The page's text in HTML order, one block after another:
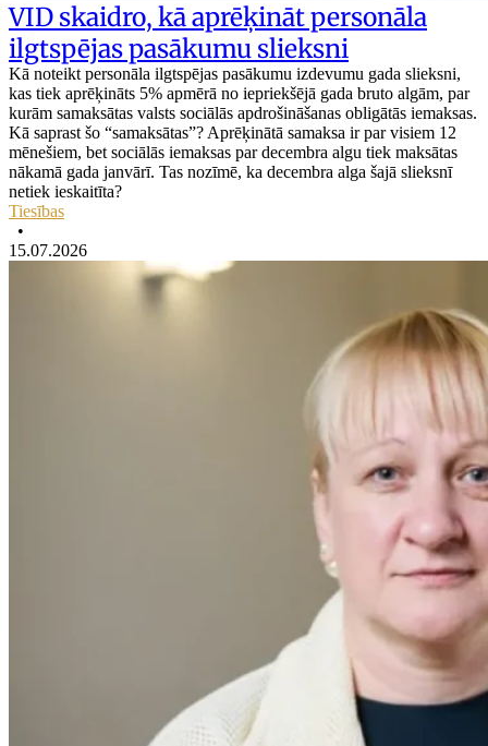
VID skaidro, kā aprēķināt personāla
ilgtspējas pasākumu slieksni
Kā noteikt personāla ilgtspējas pasākumu izdevumu gada slieksni,
kas tiek aprēķināts 5% apmērā no iepriekšējā gada bruto algām, par
kurām samaksātas valsts sociālās apdrošināšanas obligātās iemaksas.
Kā saprast šo “samaksātas”? Aprēķinātā samaksa ir par visiem 12
mēnešiem, bet sociālās iemaksas par decembra algu tiek maksātas
nākamā gada janvārī. Tas nozīmē, ka decembra alga šajā slieksnī
netiek ieskaitīta?
Tiesības
•
15.07.2026